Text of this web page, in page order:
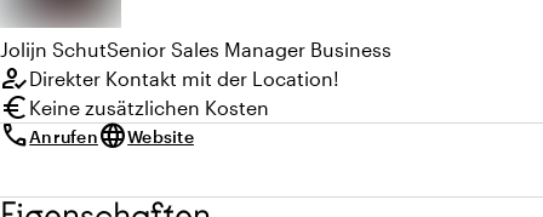
Jolijn SchutSenior Sales Manager Business
how_to_regDirekter Kontakt mit der Location!
euro Keine zusätzlichen Kosten
callAnrufenlanguageWebsite